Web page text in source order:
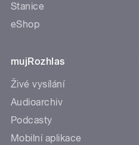
Stanice
eShop
mujRozhlas
Živé vysílání
Audioarchiv
Podcasty
Mobilní aplikace